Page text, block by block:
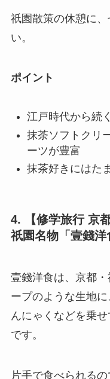
祇園散策の休憩に
い。
ポイント
江戸時代から続
抹茶ソフトクリ
ーツが豊富
抹茶好きにはた
4. 【修学旅行 京
祇園名物「壹錢洋
壹錢洋食は、京都
ープのような生地
んにゃくなどを乗
です。
片手で食べられる